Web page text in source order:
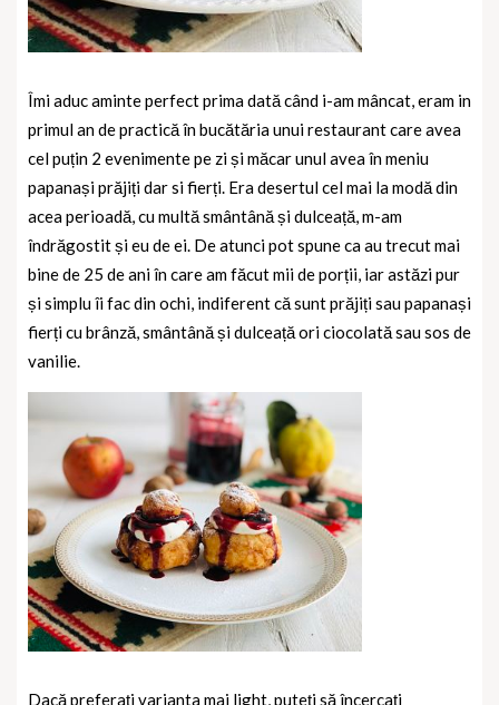
Îmi aduc aminte perfect prima dată când i-am mâncat, eram in
primul an de practică în bucătăria unui restaurant care avea
cel puțin 2 evenimente pe zi și măcar unul avea în meniu
papanași prăjiți dar si fierți. Era desertul cel mai la modă din
acea perioadă, cu multă smântână și dulceață, m-am
îndrăgostit și eu de ei. De atunci pot spune ca au trecut mai
bine de 25 de ani în care am făcut mii de porții, iar astăzi pur
și simplu îi fac din ochi, indiferent că sunt prăjiți sau papanași
fierți cu brânză, smântână și dulceață ori ciocolată sau sos de
vanilie.
Dacă preferați varianta mai light, puteți să încercați